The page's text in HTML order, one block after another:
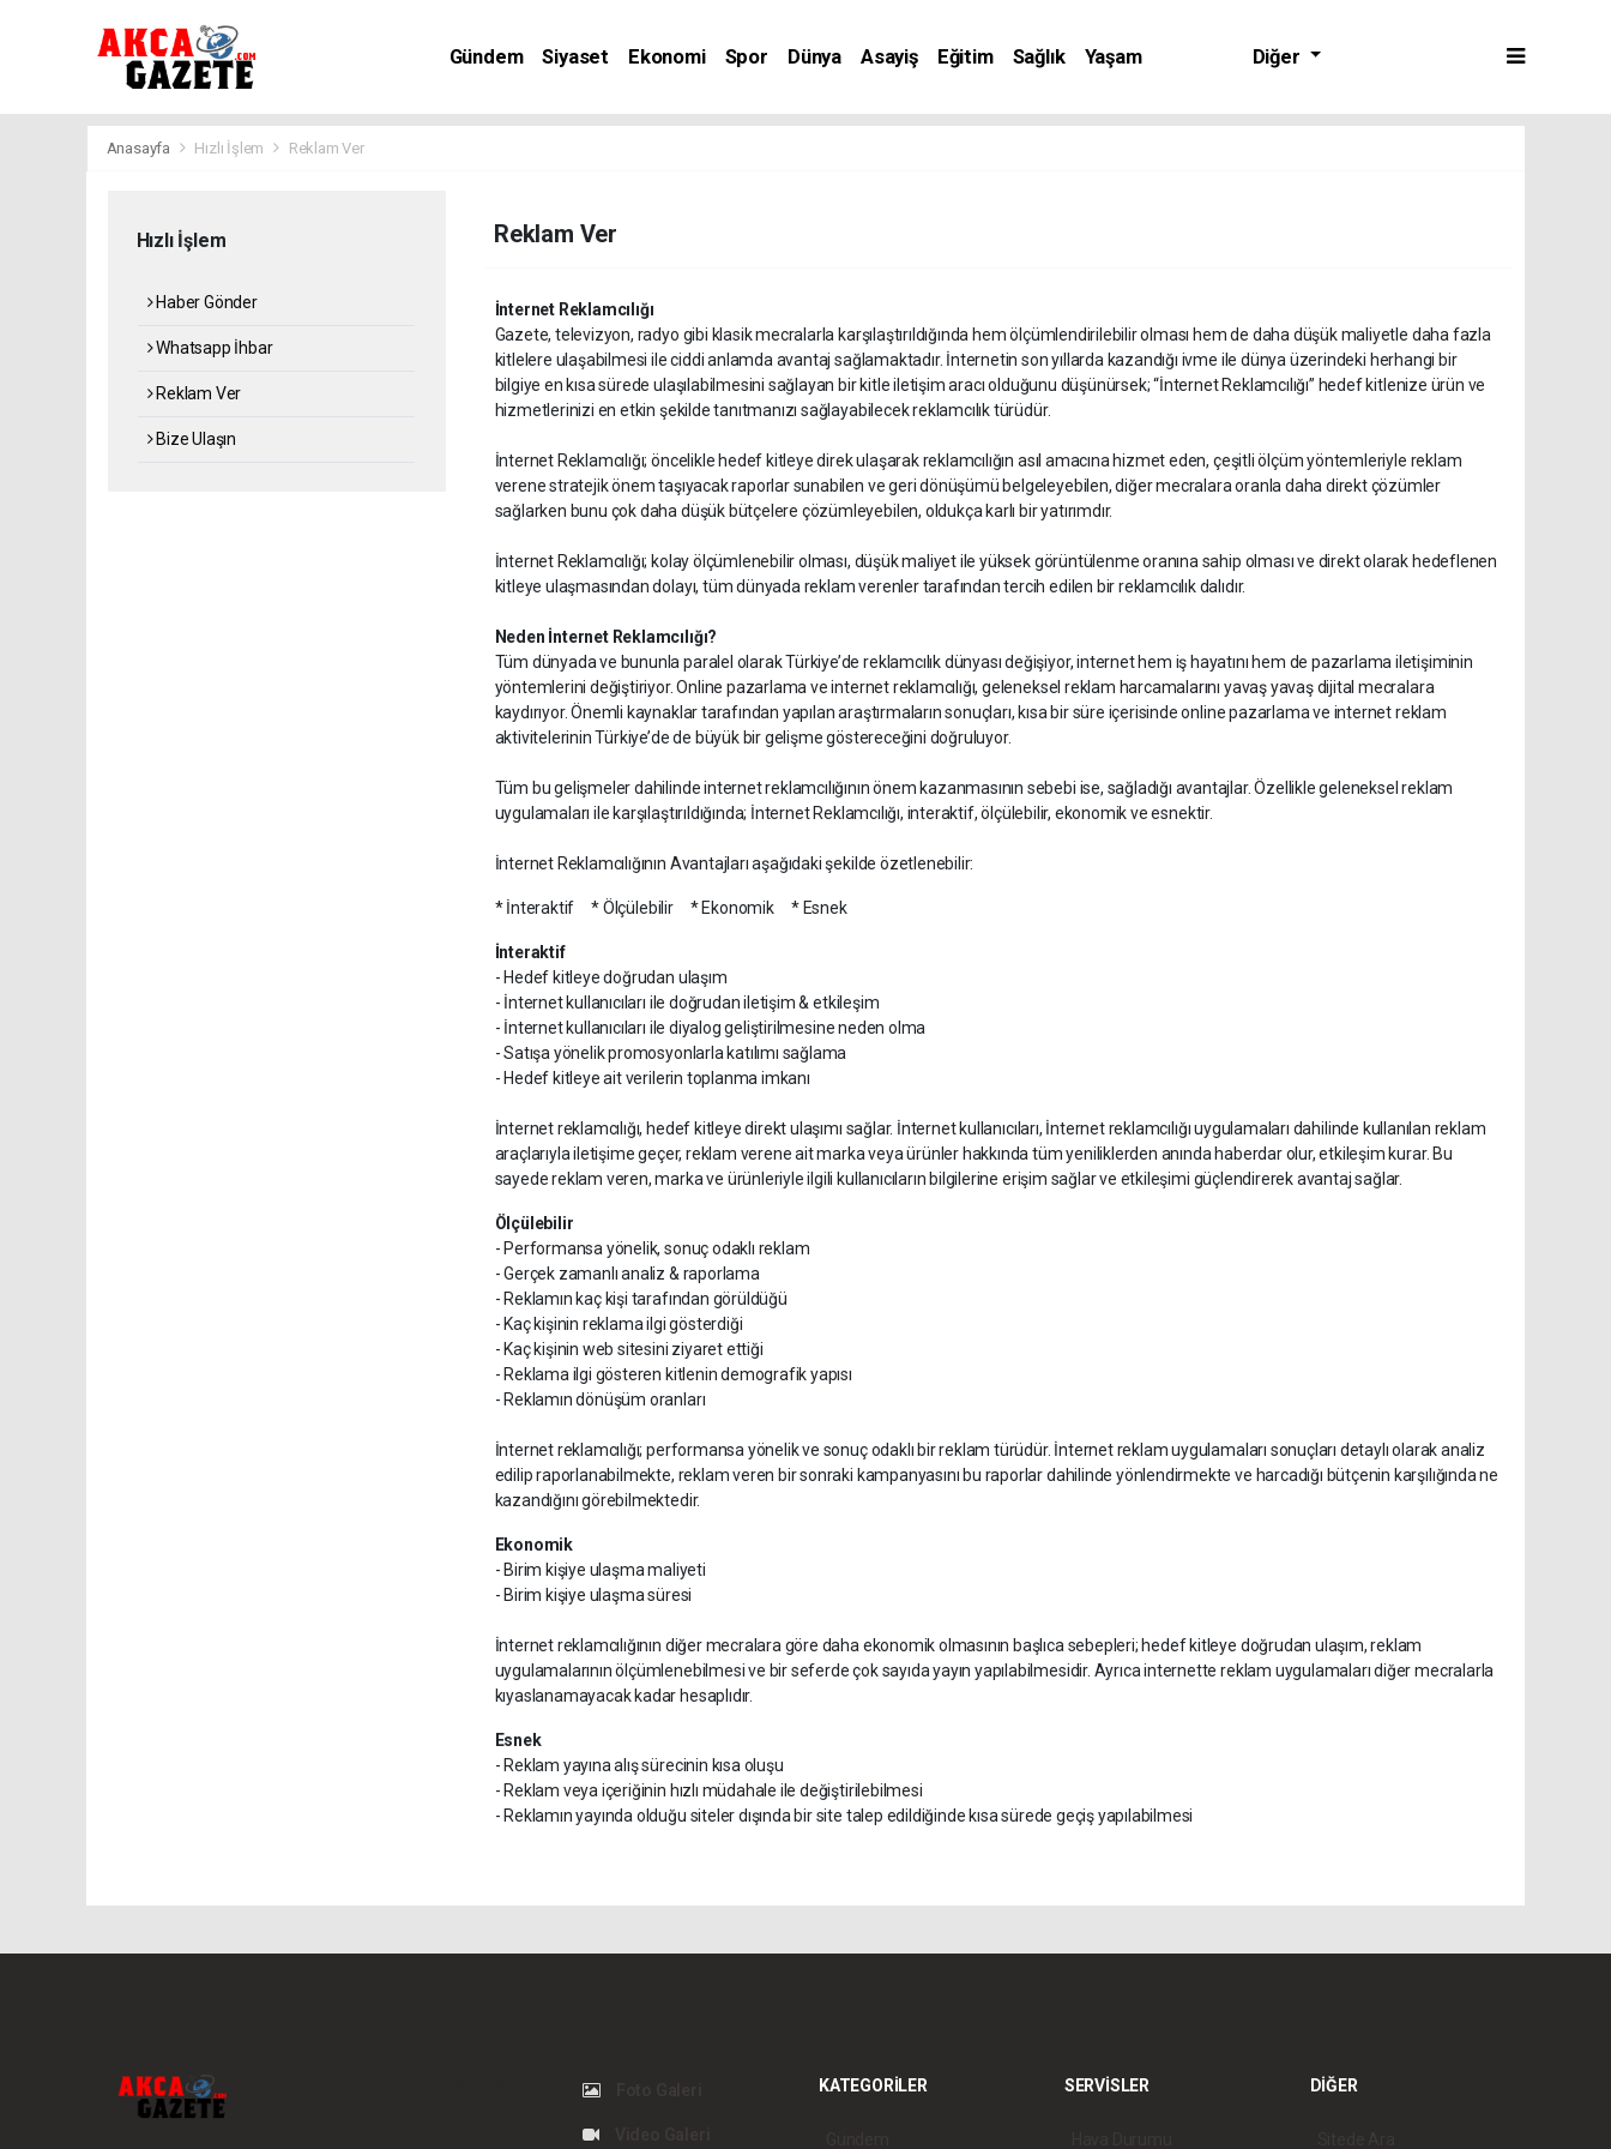
Gündem Siyaset Ekonomi Spor Dünya Asayiş Eğitim Sağlık
Yaşam
Diğer
Anasayfa Hızlı İşlem Reklam Ver
Hızlı İşlem
Haber Gönder
Whatsapp İhbar
Reklam Ver
Bize Ulaşın
Reklam Ver
İnternet Reklamcılığı
Gazete, televizyon, radyo gibi klasik mecralarla karşılaştırıldığında hem ölçümlendirilebilir olması hem de daha düşük maliyetle daha fazla
kitlelere ulaşabilmesi ile ciddi anlamda avantaj sağlamaktadır. İnternetin son yıllarda kazandığı ivme ile dünya üzerindeki herhangi bir
bilgiye en kısa sürede ulaşılabilmesini sağlayan bir kitle iletişim aracı olduğunu düşünürsek; “İnternet Reklamcılığı” hedef kitlenize ürün ve
hizmetlerinizi en etkin şekilde tanıtmanızı sağlayabilecek reklamcılık türüdür.
İnternet Reklamcılığı; öncelikle hedef kitleye direk ulaşarak reklamcılığın asıl amacına hizmet eden, çeşitli ölçüm yöntemleriyle reklam
verene stratejik önem taşıyacak raporlar sunabilen ve geri dönüşümü belgeleyebilen, diğer mecralara oranla daha direkt çözümler
sağlarken bunu çok daha düşük bütçelere çözümleyebilen, oldukça karlı bir yatırımdır.
İnternet Reklamcılığı; kolay ölçümlenebilir olması, düşük maliyet ile yüksek görüntülenme oranına sahip olması ve direkt olarak hedeflenen
kitleye ulaşmasından dolayı, tüm dünyada reklam verenler tarafından tercih edilen bir reklamcılık dalıdır.
Neden İnternet Reklamcılığı?
Tüm dünyada ve bununla paralel olarak Türkiye’de reklamcılık dünyası değişiyor, internet hem iş hayatını hem de pazarlama iletişiminin
yöntemlerini değiştiriyor. Online pazarlama ve internet reklamcılığı, geleneksel reklam harcamalarını yavaş yavaş dijital mecralara
kaydırıyor. Önemli kaynaklar tarafından yapılan araştırmaların sonuçları, kısa bir süre içerisinde online pazarlama ve internet reklam
aktivitelerinin Türkiye’de de büyük bir gelişme göstereceğini doğruluyor.
Tüm bu gelişmeler dahilinde internet reklamcılığının önem kazanmasının sebebi ise, sağladığı avantajlar. Özellikle geleneksel reklam
uygulamaları ile karşılaştırıldığında; İnternet Reklamcılığı, interaktif, ölçülebilir, ekonomik ve esnektir.
İnternet Reklamcılığının Avantajları aşağıdaki şekilde özetlenebilir:
* İnteraktif * Ölçülebilir * Ekonomik * Esnek
İnteraktif
- Hedef kitleye doğrudan ulaşım
- İnternet kullanıcıları ile doğrudan iletişim & etkileşim
- İnternet kullanıcıları ile diyalog geliştirilmesine neden olma
- Satışa yönelik promosyonlarla katılımı sağlama
- Hedef kitleye ait verilerin toplanma imkanı
İnternet reklamcılığı, hedef kitleye direkt ulaşımı sağlar. İnternet kullanıcıları, İnternet reklamcılığı uygulamaları dahilinde kullanılan reklam
araçlarıyla iletişime geçer, reklam verene ait marka veya ürünler hakkında tüm yeniliklerden anında haberdar olur, etkileşim kurar. Bu
sayede reklam veren, marka ve ürünleriyle ilgili kullanıcıların bilgilerine erişim sağlar ve etkileşimi güçlendirerek avantaj sağlar.
Ölçülebilir
- Performansa yönelik, sonuç odaklı reklam
- Gerçek zamanlı analiz & raporlama
- Reklamın kaç kişi tarafından görüldüğü
- Kaç kişinin reklama ilgi gösterdiği
- Kaç kişinin web sitesini ziyaret ettiği
- Reklama ilgi gösteren kitlenin demografik yapısı
- Reklamın dönüşüm oranları
İnternet reklamcılığı; performansa yönelik ve sonuç odaklı bir reklam türüdür. İnternet reklam uygulamaları sonuçları detaylı olarak analiz
edilip raporlanabilmekte, reklam veren bir sonraki kampanyasını bu raporlar dahilinde yönlendirmekte ve harcadığı bütçenin karşılığında ne
kazandığını görebilmektedir.
Ekonomik
- Birim kişiye ulaşma maliyeti
- Birim kişiye ulaşma süresi
İnternet reklamcılığının diğer mecralara göre daha ekonomik olmasının başlıca sebepleri; hedef kitleye doğrudan ulaşım, reklam
uygulamalarının ölçümlenebilmesi ve bir seferde çok sayıda yayın yapılabilmesidir. Ayrıca internette reklam uygulamaları diğer mecralarla
kıyaslanamayacak kadar hesaplıdır.
Esnek
- Reklam yayına alış sürecinin kısa oluşu
- Reklam veya içeriğinin hızlı müdahale ile değiştirilebilmesi
- Reklamın yayında olduğu siteler dışında bir site talep edildiğinde kısa sürede geçiş yapılabilmesi
KATEGORİLER SERVİSLER DİĞER